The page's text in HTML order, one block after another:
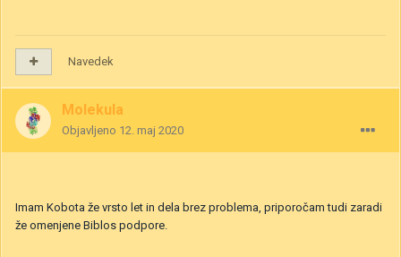
Navedek
Molekula
Objavljeno 12. maj 2020
Imam Kobota že vrsto let in dela brez problema, priporočam tudi zaradi
že omenjene Biblos podpore.